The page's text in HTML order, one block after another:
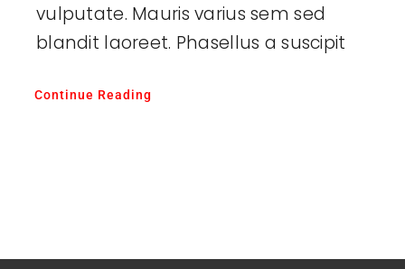
vulputate. Mauris varius sem sed
blandit laoreet. Phasellus a suscipit
Continue Reading